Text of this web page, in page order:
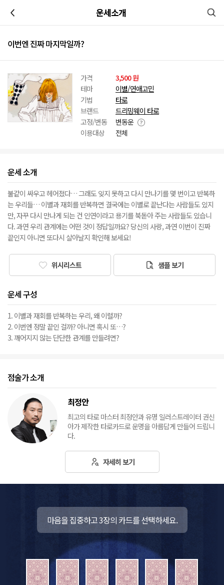
운세소개
이번엔 진짜 마지막일까?
가격
3,500 원
테마
이별/연애고민
기법
타로
브랜드
드리밍웨이 타로
고정/변동
변동운
이용대상
전체
운세 소개
불같이 싸우고 헤어졌다… 그래도 잊지 못하고 다시 만나기를 몇 번이고 반복하
는 우리들… 이별과 재회를 반복하면 결국에는 이별로 끝난다는 사람들도 있지
만, 자꾸 다시 만나게 되는 건 인연이라고 용기를 북돋아 주는 사람들도 있습니
다. 과연 우리 관계에는 어떤 것이 정답일까요? 당신의 사랑, 과연 이번이 진짜
끝인지 아니면 또다시 살아날지 확인해 보세요!
위시리스트 샘플 보기
운세 구성
1. 이별과 재회를 반복하는 우리, 왜 이럴까?
2. 이번엔 정말 끝인 걸까? 아니면 혹시 또…?
3. 깨어지지 않는 단단한 관계를 만들려면?
점술가 소개
최정안
최고의 타로 마스터 최정안과 유명 일러스트레이터 권신
아가 제작한 타로카드로 운명을 아름답게 만들어 드립니
다.
자세히 보기
마음을 집중하고 3장의 카드를 선택하세요.